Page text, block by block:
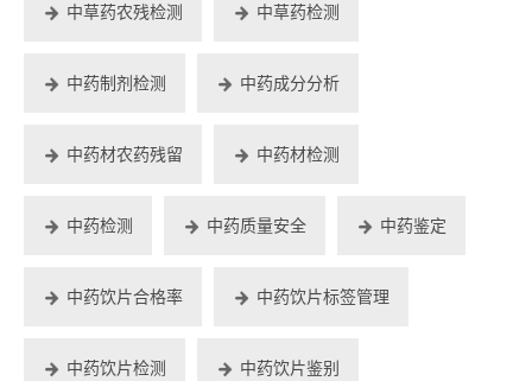
中草药农残检测 中草药检测
中药制剂检测 中药成分分析
中药材农药残留 中药材检测
中药检测 中药质量安全 中药鉴定
中药饮片合格率 中药饮片标签管理
中药饮片检测 中药饮片鉴别